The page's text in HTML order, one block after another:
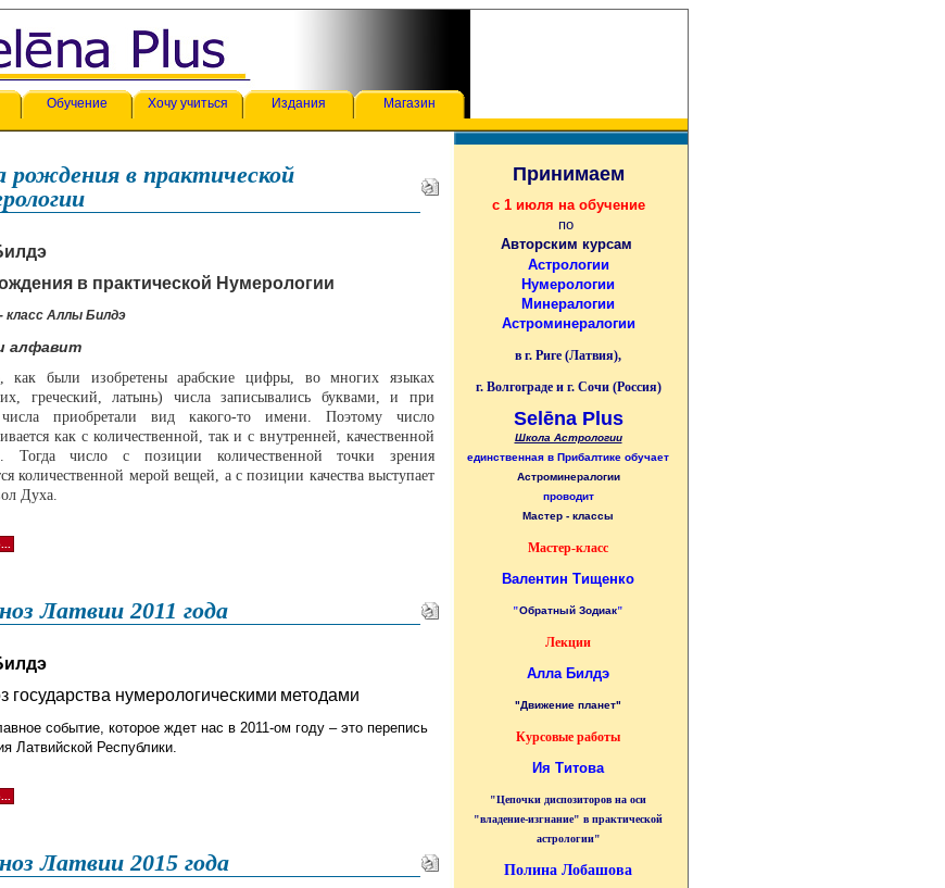
Обучение Хочу учиться Издания Магазин
рождения в практической
в практической Нумерологии
класс Аллы Билдэ
алфавит
как были изобретены арабские цифры, во многих языках
греческий, латынь) числа записывались буквами, и при
приобретали вид какого-то имени. Поэтому число
как с количественной, так и с внутренней, качественной
Тогда число с позиции количественной точки зрения
количественной мерой вещей, а с позиции качества выступает
Духа.
Латвии 2011 года
государства нумерологическими методами
событие, которое ждет нас в 2011-ом году – это перепись
Латвийской Республики.
Латвии 2015 года
Принимаем
с 1 июля на обучение
по
Авторским курсам
Астрологии
Нумерологии
Минералогии
Астроминералогии
в г. Риге (Латвия),
г. Волгограде и г. Сочи (Россия)
Selēna Plus
Школа Астрологии
единственная в Прибалтике обучает
Астроминералогии
проводит
Мастер - классы
Мастер-класс
Валентин Тищенко
"Обратный Зодиак"
Лекции
Алла Билдэ
"Движение планет"
Курсовые работы
Ия Титова
"Цепочки диспозиторов на оси
"владение-изгнание" в практической
астрологии"
Полина Лобашова